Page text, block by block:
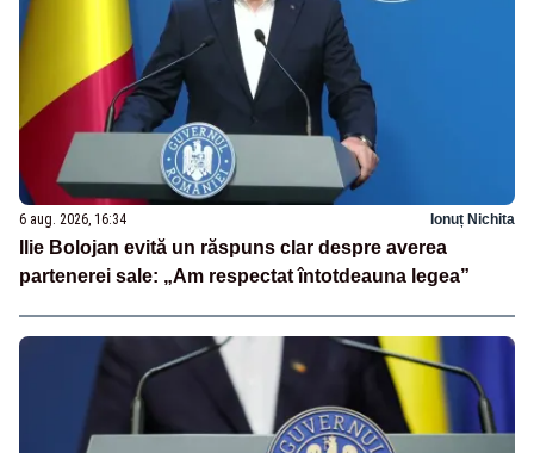
6 aug. 2026, 16:34 Ionuț Nichita
Ilie Bolojan evită un răspuns clar despre averea
partenerei sale: „Am respectat întotdeauna legea”